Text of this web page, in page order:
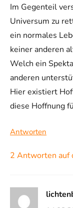
Im Gegenteil
Universum zu
ein normales
keiner anderen
Welch ein
anderen
Hier existiert
diese Hoffnung
Antworten
2 Antworten auf